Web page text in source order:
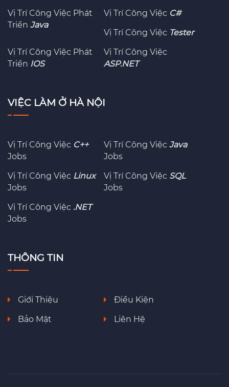
Vị Trí Công Việc Phát
Triển Java
Vị Trí Công Việc C#
Vị Trí Công Việc Tester
Vị Trí Công Việc Phát
Triển IOS
Vị Trí Công Việc
ASP.NET
VIỆC LÀM Ở HÀ NỘI
Vị Trí Công Việc C++
Jobs
Vị Trí Công ViệcJava
Jobs
Vị Trí Công Việc Linux
Jobs
Vị Trí Công Việc SQL
Jobs
Vị Trí Công Việc .NET
Jobs
THÔNG TIN
Giới Thiệu
Điều Kiện
Bảo Mật
Liên Hệ